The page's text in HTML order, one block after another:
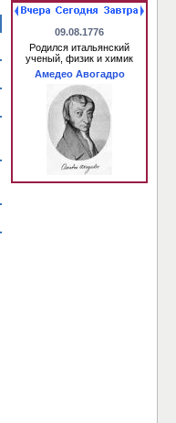
09.08.1776
Родился итальянский
ученый, физик и химик
Амедео Авогадро